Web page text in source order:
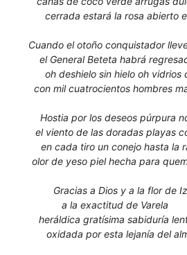
cerrada estará la rosa abierto
Cuando el otoño conquistador
el General Beteta habrá
oh deshielo sin hielo oh
con mil cuatrocientos hombres
Hostia por los deseos
el viento de las doradas playas
en cada tiro un conejo hasta
olor de yeso piel hecha para
Gracias a Dios y a la
a la exactitud
heráldica gratísima sabiduría
oxidada por esta lejanía del